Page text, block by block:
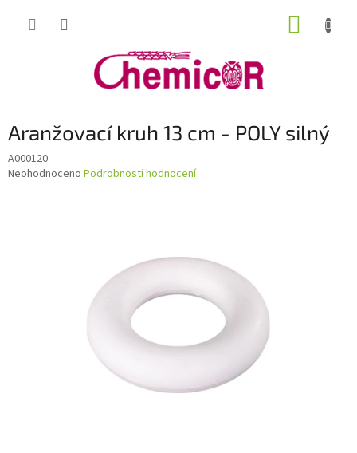
Aranžovací kruh 13 cm - POLY silný
A000120
Průměrné
Neohodnoceno Podrobnosti hodnocení